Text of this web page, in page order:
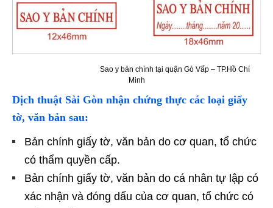
Sao y bản chính tại quận Gò Vấp – TP.Hồ Chí
Minh
Dịch thuật Sài Gòn nhận chứng thực các loại giấy
tờ, văn bản sau:
Bản chính giấy tờ, văn bản do cơ quan, tổ chức
có thẩm quyền cấp.
Bản chính giấy tờ, văn bản do cá nhân tự lập có
xác nhận và đóng dấu của cơ quan, tổ chức có